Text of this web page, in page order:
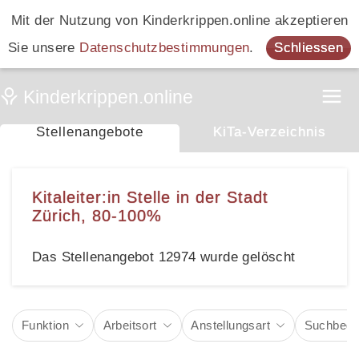
Mit der Nutzung von Kinderkrippen.online akzeptieren
Sie unsere Datenschutzbestimmungen. Schliessen
Stellenangebote KiTa-Verzeichnis
Kitaleiter:in Stelle in der Stadt
Zürich, 80-100%
Das Stellenangebot 12974 wurde gelöscht
Funktion Arbeitsort Anstellungsart